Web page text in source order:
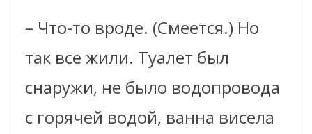
– Что-то вроде. (Смеется.) Но
так все жили. Туалет был
снаружи, не было водопровода
с горячей водой, ванна висела